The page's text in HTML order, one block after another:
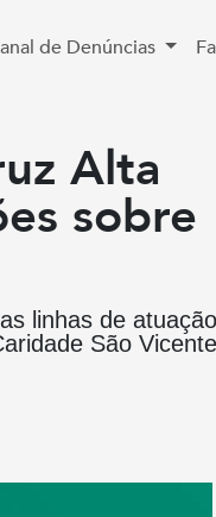
de Denúncias
Alta
sobre
linhas de atuação
São Vicente